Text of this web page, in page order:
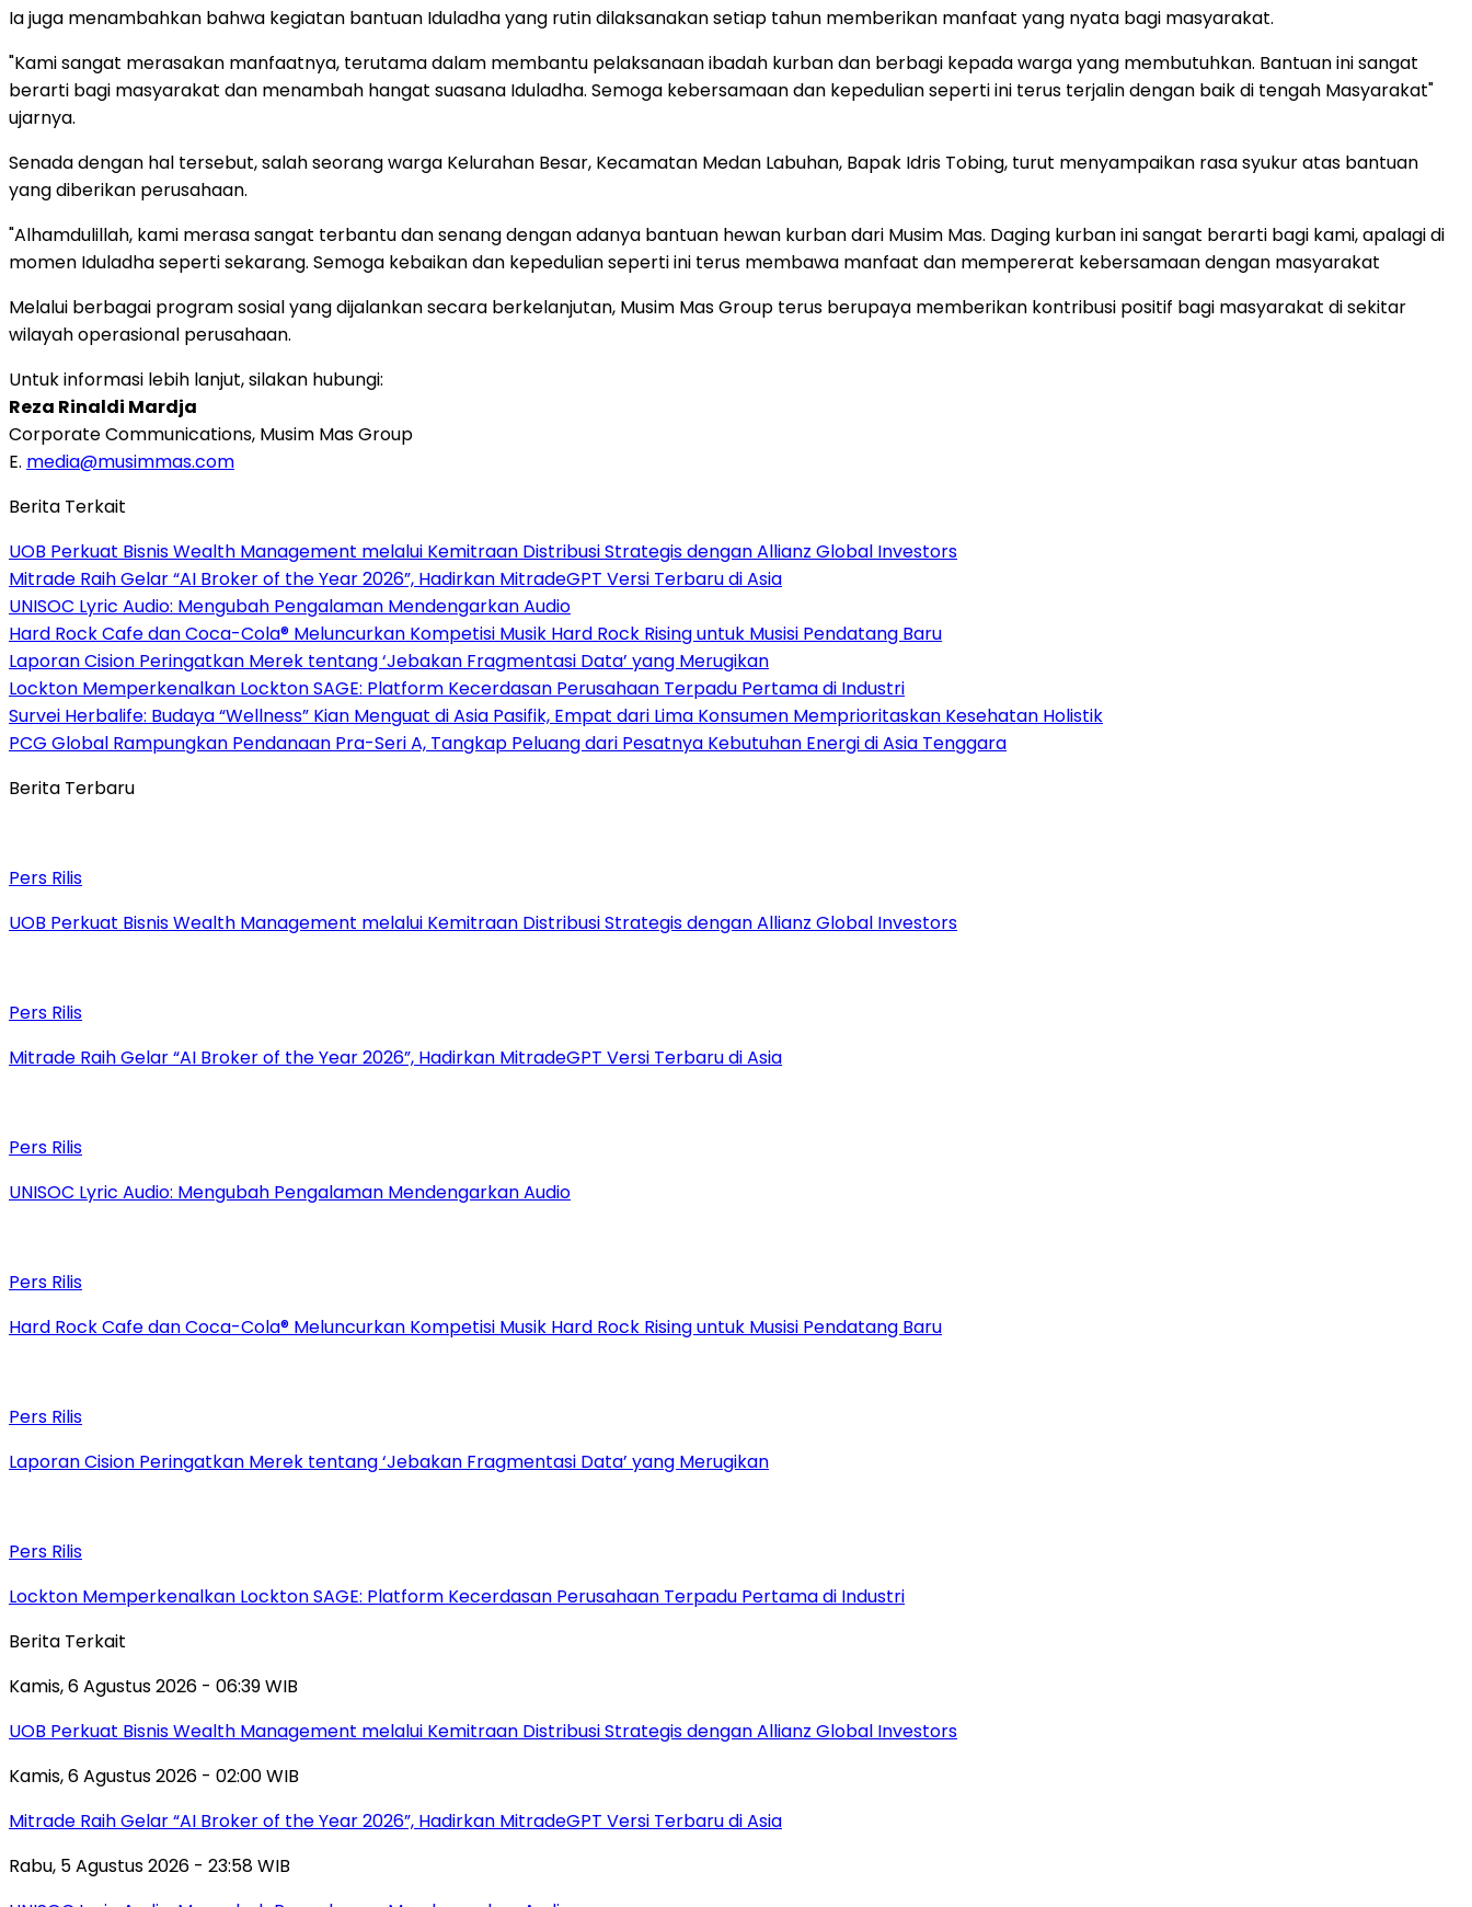
Ia juga menambahkan bahwa kegiatan bantuan Iduladha yang rutin dilaksanakan setiap tahun memberikan manfaat yang nyata bagi masyarakat.
"Kami sangat merasakan manfaatnya, terutama dalam membantu pelaksanaan ibadah kurban dan berbagi kepada warga yang membutuhkan. Bantuan ini sangat
berarti bagi masyarakat dan menambah hangat suasana Iduladha. Semoga kebersamaan dan kepedulian seperti ini terus terjalin dengan baik di tengah Masyarakat"
ujarnya.
Senada dengan hal tersebut, salah seorang warga Kelurahan Besar, Kecamatan Medan Labuhan, Bapak Idris Tobing, turut menyampaikan rasa syukur atas bantuan
yang diberikan perusahaan.
"Alhamdulillah, kami merasa sangat terbantu dan senang dengan adanya bantuan hewan kurban dari Musim Mas. Daging kurban ini sangat berarti bagi kami, apalagi di
momen Iduladha seperti sekarang. Semoga kebaikan dan kepedulian seperti ini terus membawa manfaat dan mempererat kebersamaan dengan masyarakat
Melalui berbagai program sosial yang dijalankan secara berkelanjutan, Musim Mas Group terus berupaya memberikan kontribusi positif bagi masyarakat di sekitar
wilayah operasional perusahaan.
Untuk informasi lebih lanjut, silakan hubungi:
Reza Rinaldi Mardja
Corporate Communications, Musim Mas Group
E. media@musimmas.com
Berita Terkait
UOB Perkuat Bisnis Wealth Management melalui Kemitraan Distribusi Strategis dengan Allianz Global Investors
Mitrade Raih Gelar “AI Broker of the Year 2026”, Hadirkan MitradeGPT Versi Terbaru di Asia
UNISOC Lyric Audio: Mengubah Pengalaman Mendengarkan Audio
Hard Rock Cafe dan Coca-Cola® Meluncurkan Kompetisi Musik Hard Rock Rising untuk Musisi Pendatang Baru
Laporan Cision Peringatkan Merek tentang ‘Jebakan Fragmentasi Data’ yang Merugikan
Lockton Memperkenalkan Lockton SAGE: Platform Kecerdasan Perusahaan Terpadu Pertama di Industri
Survei Herbalife: Budaya “Wellness” Kian Menguat di Asia Pasifik, Empat dari Lima Konsumen Memprioritaskan Kesehatan Holistik
PCG Global Rampungkan Pendanaan Pra-Seri A, Tangkap Peluang dari Pesatnya Kebutuhan Energi di Asia Tenggara
Berita Terbaru
Pers Rilis
UOB Perkuat Bisnis Wealth Management melalui Kemitraan Distribusi Strategis dengan Allianz Global Investors
Pers Rilis
Mitrade Raih Gelar “AI Broker of the Year 2026”, Hadirkan MitradeGPT Versi Terbaru di Asia
Pers Rilis
UNISOC Lyric Audio: Mengubah Pengalaman Mendengarkan Audio
Pers Rilis
Hard Rock Cafe dan Coca-Cola® Meluncurkan Kompetisi Musik Hard Rock Rising untuk Musisi Pendatang Baru
Pers Rilis
Laporan Cision Peringatkan Merek tentang ‘Jebakan Fragmentasi Data’ yang Merugikan
Pers Rilis
Lockton Memperkenalkan Lockton SAGE: Platform Kecerdasan Perusahaan Terpadu Pertama di Industri
Berita Terkait
Kamis, 6 Agustus 2026 - 06:39 WIB
UOB Perkuat Bisnis Wealth Management melalui Kemitraan Distribusi Strategis dengan Allianz Global Investors
Kamis, 6 Agustus 2026 - 02:00 WIB
Mitrade Raih Gelar “AI Broker of the Year 2026”, Hadirkan MitradeGPT Versi Terbaru di Asia
Rabu, 5 Agustus 2026 - 23:58 WIB